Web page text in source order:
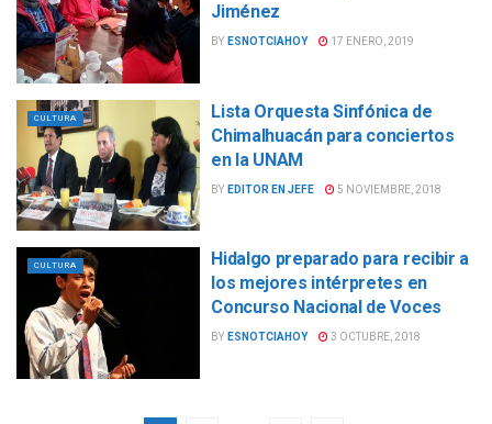
Jiménez
BY ESNOTCIAHOY 17 ENERO, 2019
CULTURA
Lista Orquesta Sinfónica de
Chimalhuacán para conciertos
en la UNAM
BY EDITOR EN JEFE 5 NOVIEMBRE, 2018
CULTURA
Hidalgo preparado para recibir a
los mejores intérpretes en
Concurso Nacional de Voces
BY ESNOTCIAHOY 3 OCTUBRE, 2018